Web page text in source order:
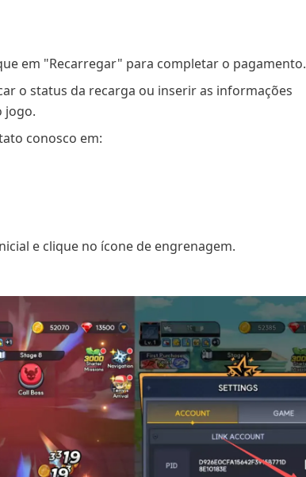
em "Recarregar" para completar o pagamento.
o status da recarga ou inserir as informações
jogo.
conosco em:
e clique no ícone de engrenagem.